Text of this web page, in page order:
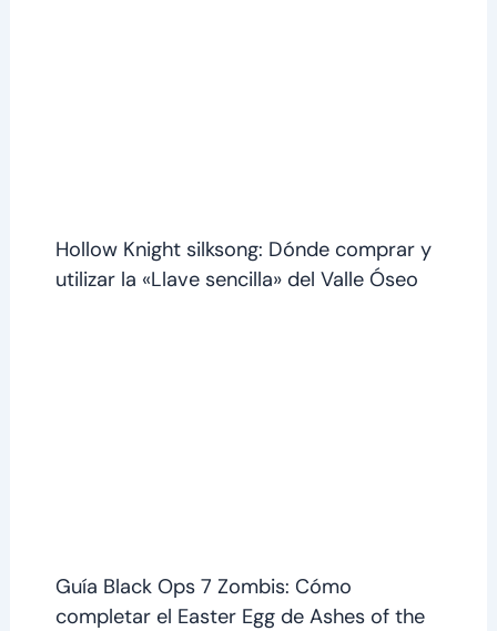
Hollow Knight silksong: Dónde comprar y
utilizar la «Llave sencilla» del Valle Óseo
Guía Black Ops 7 Zombis: Cómo
completar el Easter Egg de Ashes of the